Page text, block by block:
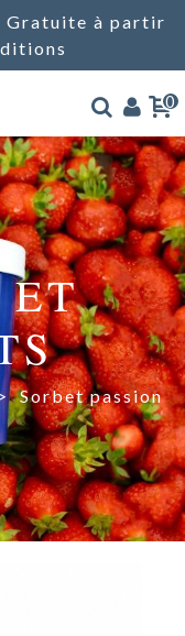
Gratuite à partir
0
ET
> Sorbet passion